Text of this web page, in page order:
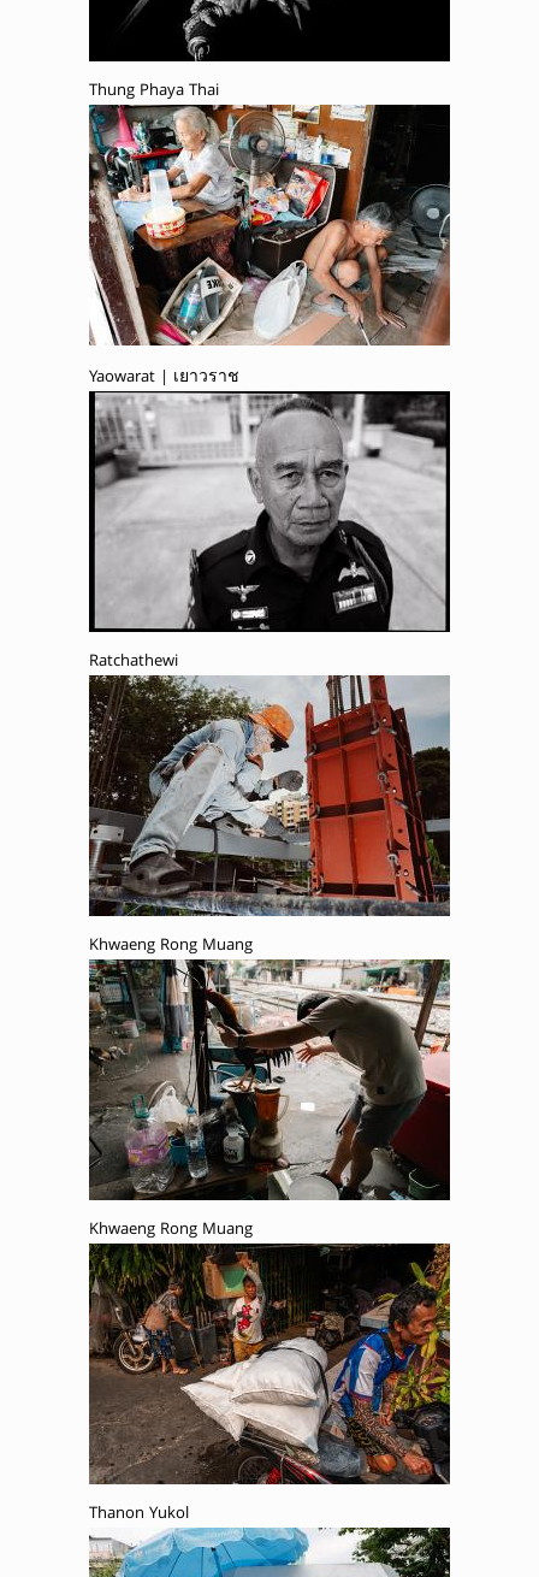
Thung Phaya Thai
Yaowarat | เยาวราช
Ratchathewi
Khwaeng Rong Muang
Khwaeng Rong Muang
Thanon Yukol